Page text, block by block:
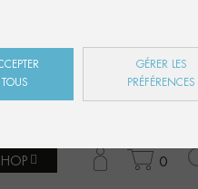
0
TOUS
GÉRER LES
PRÉFÉRENCES